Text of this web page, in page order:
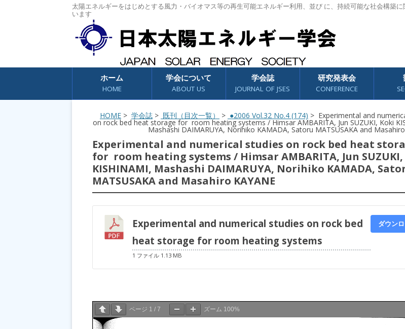
太陽エネルギーをはじめとする風力・バイオマス等の再生可能エネルギー利用、並び に、持続可能な社会構築
います
コンテンツへスキップ
ホーム
HOME
学会について
ABOUT US
学会誌
JOURNAL OF JSES
研究発表会
CONFERENCE
HOME > 学会誌 > 既刊（目次一覧） > ●2006 Vol.32 No.4 (174) > Experimental and
on rock bed heat storage for room heating systems / Himsar AMBARITA, Jun SUZUKI, Koki
Mashashi DAIMARUYA, Norihiko KAMADA, Satoru MATSUSAKA and
Experimental and numerical studies on rock bed heat
for room heating systems / Himsar AMBARITA, Jun
KISHINAMI, Mashashi DAIMARUYA, Norihiko KAMADA,
MATSUSAKA and Masahiro KAYANE
Experimental and numerical studies on rock bed
heat storage for room heating systems
1 ファイル 1.13 MB
ダウン
ページ 1 / 7 ズーム 100%